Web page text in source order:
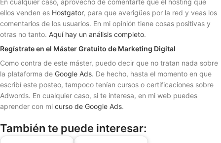
En cualquier caso, aprovecho de comentarte que el hosting que
ellos venden es Hostgator, para que averigües por la red y veas los
comentarios de los usuarios. En mi opinión tiene cosas positivas y
otras no tanto. Aquí hay un análisis completo.
Regístrate en el Máster Gratuito de Marketing Digital
Como contra de este máster, puedo decir que no tratan nada sobre
la plataforma de Google Ads. De hecho, hasta el momento en que
escribí este posteo, tampoco tenían cursos o certificaciones sobre
Adwords. En cualquier caso, si te interesa, en mi web puedes
aprender con mi curso de Google Ads.
También te puede interesar: